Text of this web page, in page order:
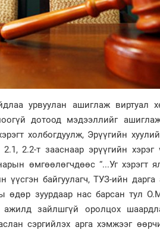
урвуулан ашиглаж виртуал
дотоод мэдээллийг
холбогдуулж, Эрүүгийн
2.2-т зааснаар эрүүгийн хэрэг
өмгөөлөгчдөөс “...Уг хэрэгт
үүсгэн байгуулагч, ТУЗ-ийн
өдөр зуурдаар нас барсан тул
ажилд зайлшгүй оролцох
сэргийлэх арга хэмжээг